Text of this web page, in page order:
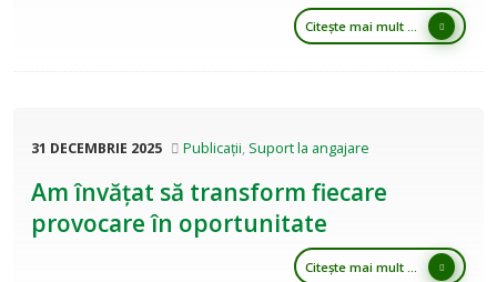
Citește mai mult ...
31 DECEMBRIE 2025 Publicații, Suport la angajare
Am învățat să transform fiecare
provocare în oportunitate
Citește mai mult ...